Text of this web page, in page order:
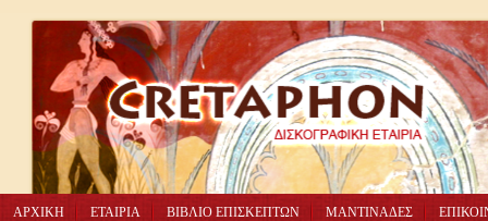
ΑΡΧΙΚΗ ΕΤΑΙΡΙΑ ΒΙΒΛΙΟ ΕΠΙΣΚΕΠΤΩΝ ΜΑΝΤΙΝΑΔΕΣ